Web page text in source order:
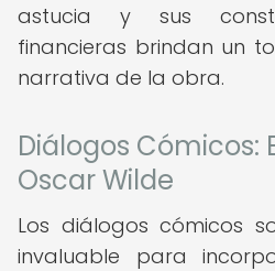
astucia y sus
financieras brindan un
narrativa de la obra.
Diálogos Cómicos:
Oscar Wilde
Los diálogos cómicos
invaluable para